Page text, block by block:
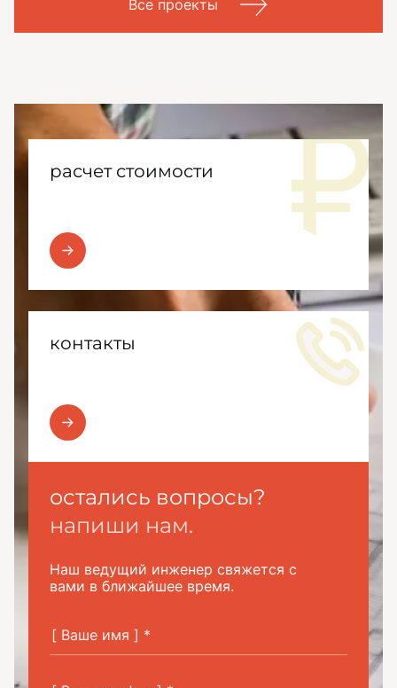
Все проекты
расчет стоимости
контакты
остались вопросы?
напиши нам.
Наш ведущий инженер свяжется с
вами в ближайшее время.